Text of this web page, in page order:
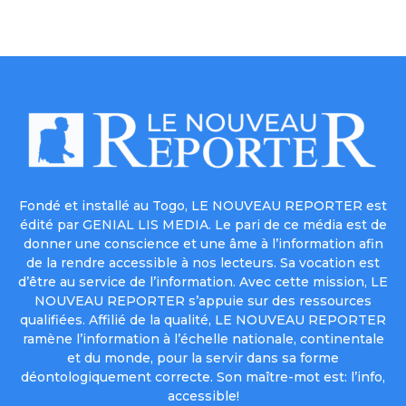
Fondé et installé au Togo, LE NOUVEAU REPORTER est
édité par GENIAL LIS MEDIA. Le pari de ce média est de
donner une conscience et une âme à l’information afin
de la rendre accessible à nos lecteurs. Sa vocation est
d’être au service de l’information. Avec cette mission, LE
NOUVEAU REPORTER s’appuie sur des ressources
qualifiées. Affilié de la qualité, LE NOUVEAU REPORTER
ramène l’information à l’échelle nationale, continentale
et du monde, pour la servir dans sa forme
déontologiquement correcte. Son maître-mot est: l’info,
accessible!